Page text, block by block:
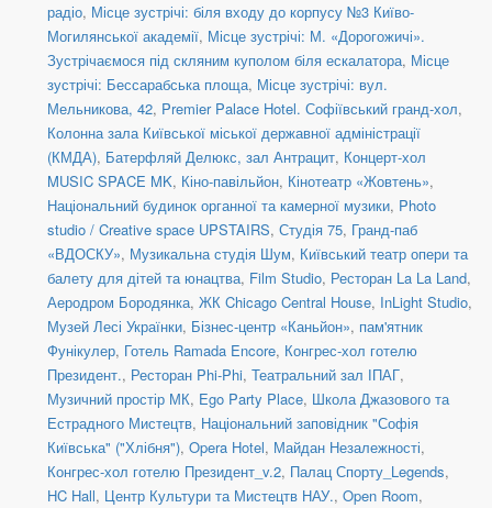
радіо, Місце зустрічі: біля входу до корпусу №3 Київо-
Могилянської академії, Місце зустрічі: М. «Дорогожичі».
Зустрічаємося під скляним куполом біля ескалатора, Місце
зустрічі: Бессарабська площа, Місце зустрічі: вул.
Мельникова, 42, Premier Palace Hotel. Софіївський гранд-хол,
Колонна зала Київської міської державної адміністрації
(КМДА), Батерфляй Делюкс, зал Антрацит, Концерт-хол
MUSIC SPACE MK, Кіно-павільйон, Кінотеатр «Жовтень»,
Національний будинок органної та камерної музики, Photo
studio / Creative space UPSTAIRS, Студія 75, Гранд-паб
«ВДОСКУ», Музикальна студія Шум, Київський театр опери та
балету для дітей та юнацтва, Film Studio, Ресторан La La Land,
Аеродром Бородянка, ЖК Chicago Central House, InLight Studio,
Музей Лесі Українки, Бізнес-центр «Каньйон», пам'ятник
Фунікулер, Готель Ramada Encore, Конгрес-хол готелю
Президент., Ресторан Phi-Phi, Театральний зал ІПАГ,
Музичний простір МК, Ego Party Place, Школа Джазового та
Естрадного Мистецтв, Національний заповідник "Софія
Київська" ("Хлібня"), Opera Hotel, Майдан Незалежності,
Конгрес-хол готелю Президент_v.2, Палац Спорту_Legends,
HC Hall, Центр Культури та Мистецтв НАУ., Open Room,